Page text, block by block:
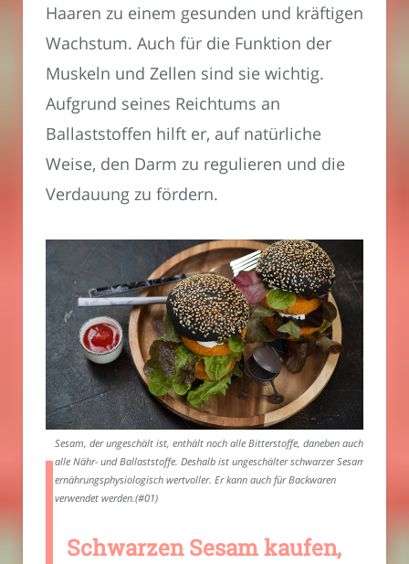
Haaren zu einem gesunden und kräftigen
Wachstum. Auch für die Funktion der
Muskeln und Zellen sind sie wichtig.
Aufgrund seines Reichtums an
Ballaststoffen hilft er, auf natürliche
Weise, den Darm zu regulieren und die
Verdauung zu fördern.
Sesam, der ungeschält ist, enthält noch alle Bitterstoffe, daneben auch
alle Nähr- und Ballaststoffe. Deshalb ist ungeschälter schwarzer Sesam
ernährungsphysiologisch wertvoller. Er kann auch für Backwaren
verwendet werden.(#01)
Schwarzen Sesam kaufen,